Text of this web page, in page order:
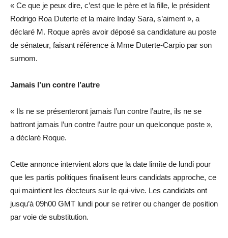
« Ce que je peux dire, c’est que le père et la fille, le président
Rodrigo Roa Duterte et la maire Inday Sara, s’aiment », a
déclaré M. Roque après avoir déposé sa candidature au poste
de sénateur, faisant référence à Mme Duterte-Carpio par son
surnom.
Jamais l’un contre l’autre
« Ils ne se présenteront jamais l’un contre l’autre, ils ne se
battront jamais l’un contre l’autre pour un quelconque poste »,
a déclaré Roque.
Cette annonce intervient alors que la date limite de lundi pour
que les partis politiques finalisent leurs candidats approche, ce
qui maintient les électeurs sur le qui-vive. Les candidats ont
jusqu’à 09h00 GMT lundi pour se retirer ou changer de position
par voie de substitution.